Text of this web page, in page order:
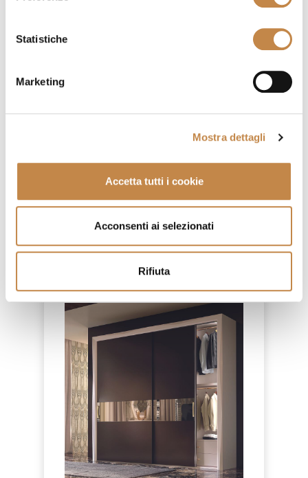
Statistiche
Marketing
Mostra dettagli
Accetta tutti i cookie
Acconsenti ai selezionati
Rifiuta
DIAMOND CREDENZA
Mobilificio Domus